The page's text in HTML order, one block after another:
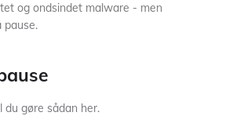
og ondsindet malware - men
gøre sådan her.